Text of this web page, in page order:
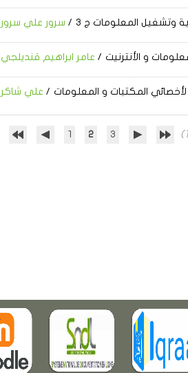
وتشغيل المعلومات ج 3 / سرور علي سرور
و الأنترنيت / عامر ابراهيم قنديلجي
لأخصائي المكتبات و المعلومات / علي شاكر
1 2 3